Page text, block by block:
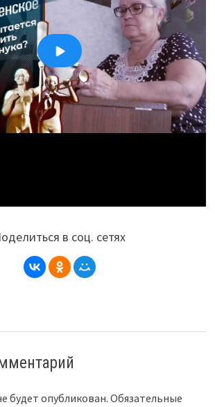
в соц. сетях
будет опубликован. Обязательные